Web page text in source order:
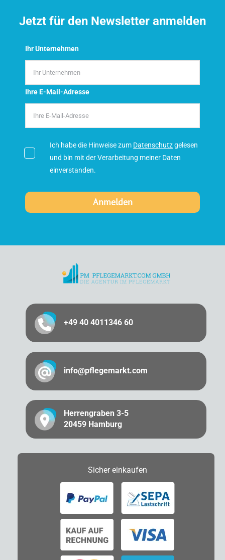
Jetzt für den Newsletter anmelden
Ihr Unternehmen
Ihre E-Mail-Adresse
Ich habe die Hinweise zum Datenschutzgelesen
und bin mit der Verarbeitung meiner Daten
einverstanden.
+49 40 4011346 60
info@pflegemarkt.com
Herrengraben 3-5
20459 Hamburg
Sichereinkaufen